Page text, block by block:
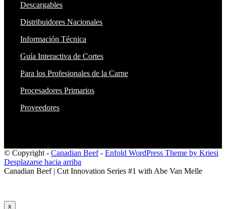
Descargables
Distribuidores Nacionales
Información Técnica
Guía Interactiva de Cortes
Para los Profesionales de la Carne
Procesadores Primarios
Proveedores
© Copyright - Canadian Beef- Enfold WordPress Theme by Kriesi
Desplazarse hacia arriba
Canadian Beef | Cut Innovation Series #1 with Abe Van Melle
x